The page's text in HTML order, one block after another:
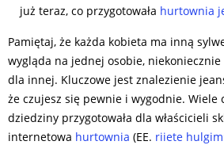
już teraz, co przygotowała hurtownia
Pamiętaj, że każda kobieta ma inną
wygląda na jednej osobie,
dla innej. Kluczowe jest znalezienie
że czujesz się pewnie i wygodnie. Wiele
dziedziny przygotowała dla właścicieli
internetowa hurtownia (EE. riiete